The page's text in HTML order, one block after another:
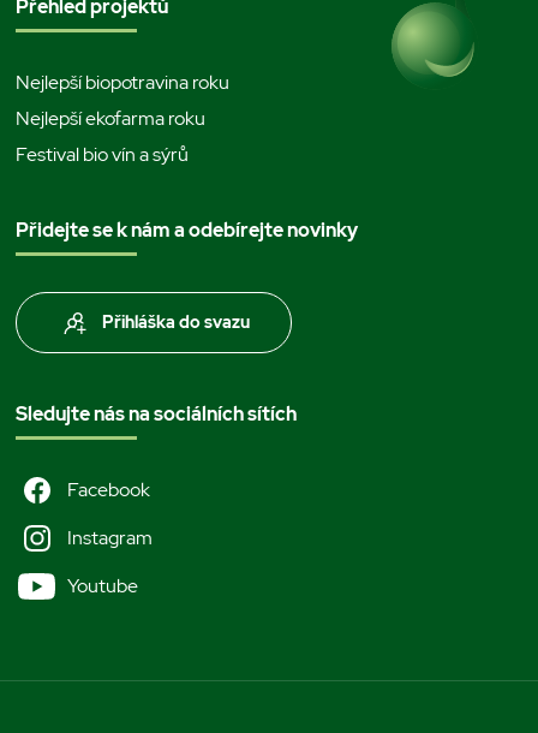
Přehled projektů
Nejlepší biopotravina roku
Nejlepší ekofarma roku
Festival bio vín a sýrů
Přidejte se k nám a odebírejte novinky
Přihláška do svazu
Sledujte nás na sociálních sítích
Facebook
Instagram
Youtube